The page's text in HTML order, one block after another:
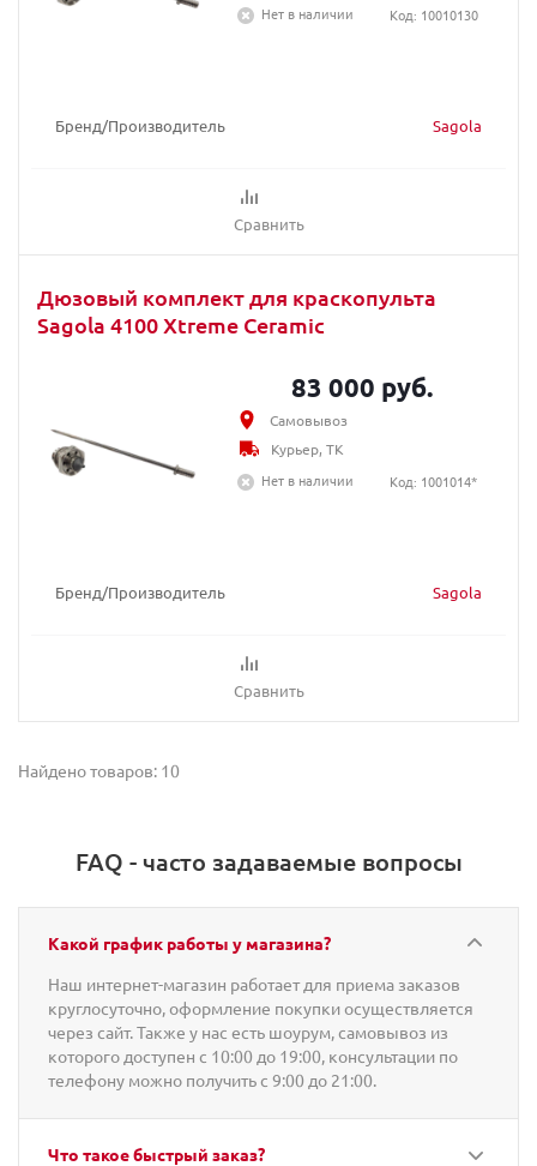
Бренд/Производитель Sagola
Сравнить
Нет в наличии
Код: 10010130
Дюзовый комплект для краскопульта
Sagola 4100 Xtreme Ceramic
Бренд/Производитель Sagola
Сравнить
83 000 руб.
Самовывоз
Курьер, ТК
Нет в наличии
Код: 1001014*
Найдено товаров: 10
FAQ - часто задаваемые вопросы
Какой график работы у магазина?
Наш интернет-магазин работает для приема заказов
круглосуточно, оформление покупки осуществляется
через сайт. Также у нас есть шоурум, самовывоз из
которого доступен с 10:00 до 19:00, консультации по
телефону можно получить с 9:00 до 21:00.
Что такое быстрый заказ?